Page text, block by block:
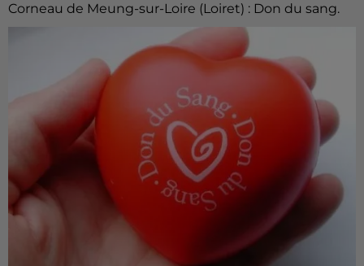
Corneau de Meung-sur-Loire (Loiret) : Don du sang.